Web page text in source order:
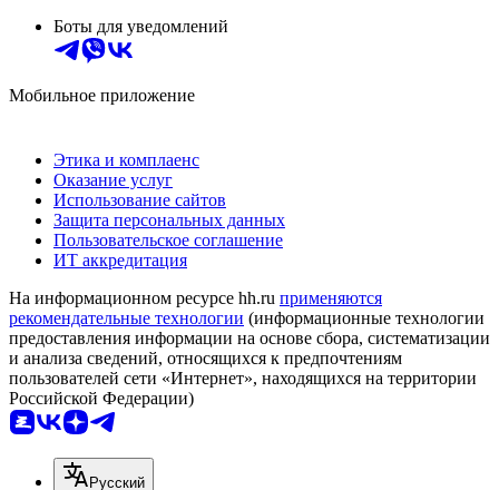
Боты для уведомлений
Мобильное приложение
Этика и комплаенс
Оказание услуг
Использование сайтов
Защита персональных данных
Пользовательское соглашение
ИТ аккредитация
На информационном ресурсе hh.ru применяются
рекомендательные технологии (информационные технологии
предоставления информации на основе сбора, систематизации
и анализа сведений, относящихся к предпочтениям
пользователей сети «Интернет», находящихся на территории
Российской Федерации)
Русский